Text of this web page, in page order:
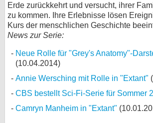
Erde zurückkehrt und versucht, ihrer
zu kommen. Ihre Erlebnisse lösen
Kurs der menschlichen Geschichte
News zur Serie:
Neue Rolle für "Grey's Anatomy"-
(10.04.2014)
Annie Wersching mit Rolle in "Extant"
CBS bestellt Sci-Fi-Serie für Sommer
Camryn Manheim in "Extant"